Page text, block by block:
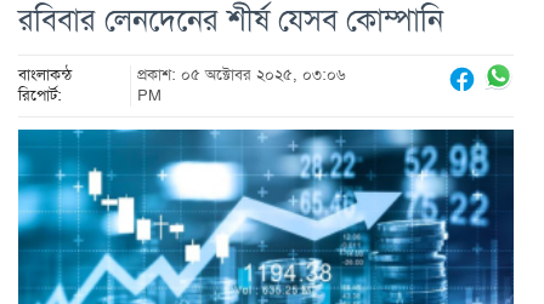
রবিবার লেনদেনের শীর্ষ যেসব কোম্পানি
বাংলাকন্ঠ
রিপোর্ট:
প্রকাশ: ০৫ অক্টোবর ২০২৫, ০৩:০৬
PM